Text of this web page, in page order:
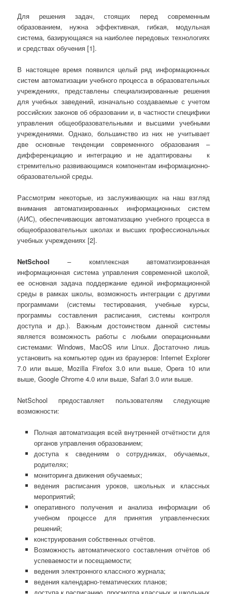
Для решения задач, стоящих перед современным
образованием, нужна эффективная, гибкая, модульная
система, базирующаяся на наиболее передовых технологиях
и средствах обучения [1].
В настоящее время появился целый ряд информационных
систем автоматизации учебного процесса в образовательных
учреждениях, представлены специализированные решения
для учебных заведений, изначально создаваемые с учетом
российских законов об образовании и, в частности специфики
управления общеобразовательными и высшими учебными
учреждениями. Однако, большинство из них не учитывает
две основные тенденции современного образования –
дифференциацию и интеграцию и не адаптированы к
стремительно развивающимся компонентам информационно-
образовательной среды.
Рассмотрим некоторые, из заслуживающих на наш взгляд
внимания автоматизированных информационных систем
(АИС), обеспечивающих автоматизацию учебного процесса в
общеобразовательных школах и высших профессиональных
учебных учреждениях [2].
NetSchool – комплексная автоматизированная
информационная система управления современной школой,
ее основная задача поддержание единой информационной
среды в рамках школы, возможность интеграции с другими
программами (системы тестирования, учебные курсы,
программы составления расписания, системы контроля
доступа и др.). Важным достоинством данной системы
является возможность работы с любыми операционными
системами: Windows, MacOS или Linux. Достаточно лишь
установить на компьютер один из браузеров: Internet Explorer
7.0 или выше, Mozilla Firefox 3.0 или выше, Opera 10 или
выше, Google Chrome 4.0 или выше, Safari 3.0 или выше.
NetSchool предоставляет пользователям следующие
возможности:
Полная автоматизация всей внутренней отчётности для
органов управления образованием;
доступа к сведениям о сотрудниках, обучаемых,
родителях;
мониторинга движения обучаемых;
ведения расписания уроков, школьных и классных
мероприятий;
оперативного получения и анализа информации об
учебном процессе для принятия управленческих
решений;
конструирования собственных отчётов.
Возможность автоматического составления отчётов об
успеваемости и посещаемости;
ведения электронного классного журнала;
ведения календарно-тематических планов;